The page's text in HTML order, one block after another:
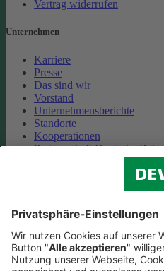
Vertrag widerrufen
Unternehmen
Karriere
Presse
Das sind wir
Vorstand
Unternehmensberichte
Standorte
Kooperationen
Partnerschaft Deutsche Bahn
Cookie-Einstellungen